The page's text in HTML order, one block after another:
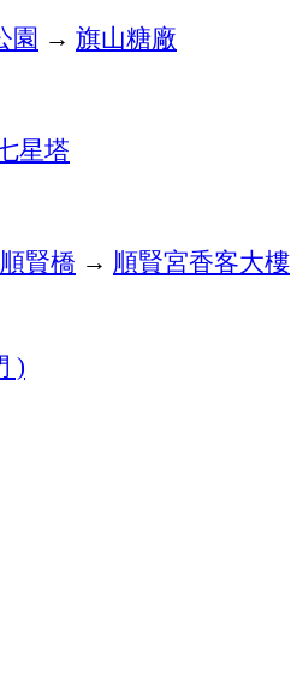
園 → 旗山糖廠
星塔
順賢橋 → 順賢宮香客大樓
)